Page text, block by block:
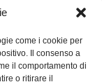
come i cookie per
Il consenso a
il comportamento di
o ritirare il